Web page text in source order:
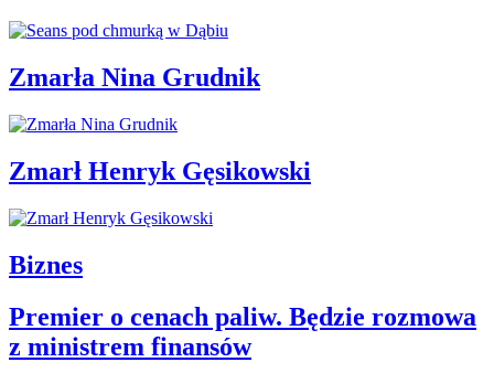
Zmarła Nina Grudnik
Zmarł Henryk Gęsikowski
Biznes
Premier o cenach paliw. Będzie rozmowa
z ministrem finansów